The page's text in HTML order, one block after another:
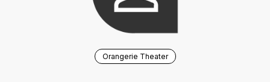
Orangerie Theater